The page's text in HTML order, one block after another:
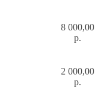
8 000,00
р.
2 000,00
р.